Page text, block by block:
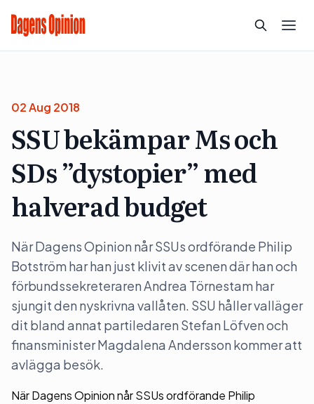
02 Aug 2018
SSU bekämpar Ms och
SDs ”dystopier” med
halverad budget
När Dagens Opinion når SSUs ordförande Philip
Botström har han just klivit av scenen där han och
förbundssekreteraren Andrea Törnestam har
sjungit den nyskrivna vallåten. SSU håller valläger
dit bland annat partiledaren Stefan Löfven och
finansminister Magdalena Andersson kommer att
avlägga besök.
När Dagens Opinion når SSUs ordförande Philip